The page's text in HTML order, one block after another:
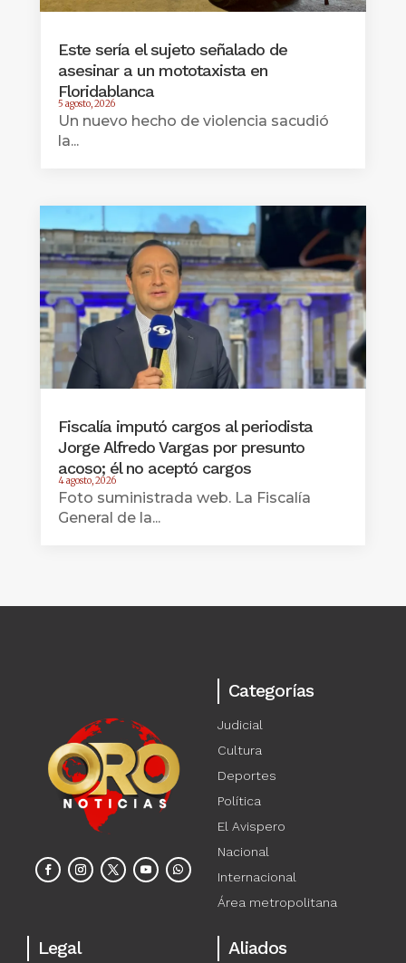
Este sería el sujeto señalado de
asesinar a un mototaxista en
Floridablanca
5 agosto, 2026
Un nuevo hecho de violencia sacudió
la...
Fiscalía imputó cargos al periodista
Jorge Alfredo Vargas por presunto
acoso; él no aceptó cargos
4 agosto, 2026
Foto suministrada web. La Fiscalía
General de la...
Categorías
Judicial
Cultura
Deportes
Política
El Avispero
Nacional
Internacional
Área metropolitana
Legal Aliados